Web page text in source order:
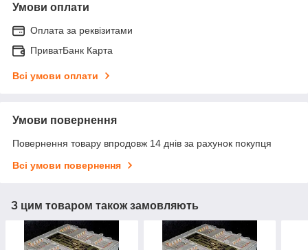
Умови оплати
Оплата за реквізитами
ПриватБанк Карта
Всі умови оплати
Умови повернення
Повернення товару впродовж 14 днів за рахунок покупця
Всі умови повернення
З цим товаром також замовляють